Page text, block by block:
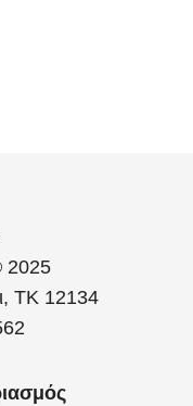
2025
ΤΚ 12134